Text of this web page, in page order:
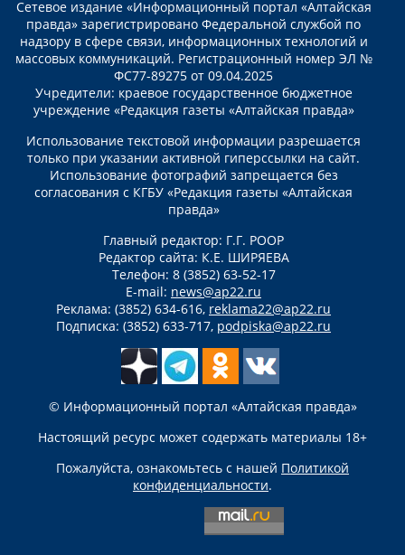
Сетевое издание «Информационный портал «Алтайская
правда» зарегистрировано Федеральной службой по
надзору в сфере связи, информационных технологий и
массовых коммуникаций. Регистрационный номер ЭЛ №
ФС77-89275 от 09.04.2025
Учредители: краевое государственное бюджетное
учреждение «Редакция газеты «Алтайская правда»
Использование текстовой информации разрешается
только при указании активной гиперссылки на сайт.
Использование фотографий запрещается без
согласования с КГБУ «Редакция газеты «Алтайская
правда»
Главный редактор: Г.Г. РООР
Редактор сайта: К.Е. ШИРЯЕВА
Телефон: 8 (3852) 63-52-17
E-mail: news@ap22.ru
Реклама: (3852) 634-616, reklama22@ap22.ru
Подписка: (3852) 633-717, podpiska@ap22.ru
© Информационный портал «Алтайская правда»
Настоящий ресурс может содержать материалы 18+
Пожалуйста, ознакомьтесь с нашей Политикой
конфиденциальности.